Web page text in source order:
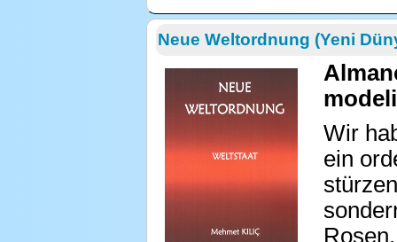
Neue Weltordnung (Yeni
modeli
Wir
ein